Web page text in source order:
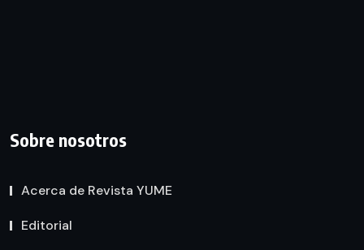
Sobre nosotros
Acerca de Revista YUME
Editorial